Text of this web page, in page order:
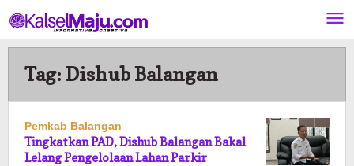
ke
konten
Tag: Dishub Balangan
Pemkab Balangan
Tingkatkan PAD, Dishub Balangan Bakal
Lelang Pengelolaan Lahan Parkir